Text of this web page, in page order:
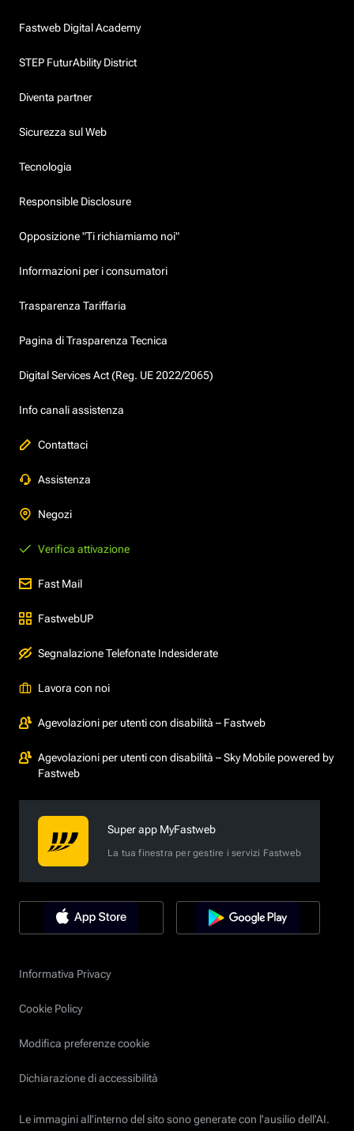
Fastweb Digital Academy
STEP FuturAbility District
Diventa partner
Sicurezza sul Web
Tecnologia
Responsible Disclosure
Opposizione "Ti richiamiamo noi"
Informazioni per i consumatori
Trasparenza Tariffaria
Pagina di Trasparenza Tecnica
Digital Services Act (Reg. UE 2022/2065)
Info canali assistenza
Contattaci
Assistenza
Negozi
Verifica attivazione
Fast Mail
FastwebUP
Segnalazione Telefonate Indesiderate
Lavora con noi
Agevolazioni per utenti con disabilità – Fastweb
Agevolazioni per utenti con disabilità – Sky Mobile powered by
Fastweb
Super app MyFastweb
La tua finestra per gestire i servizi Fastweb
Informativa Privacy
Cookie Policy
Modifica preferenze cookie
Dichiarazione di accessibilità
Le immagini all’interno del sito sono generate con l'ausilio dell'AI.